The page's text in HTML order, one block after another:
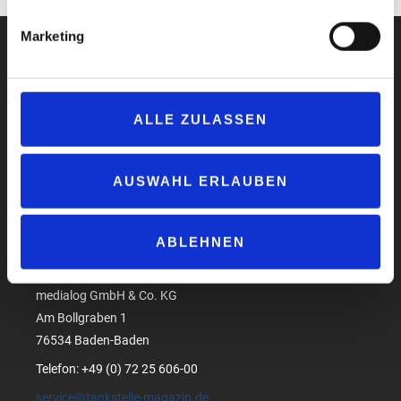
Marketing
ALLE ZULASSEN
AUSWAHL ERLAUBEN
ABLEHNEN
Datenschutzerklärung
Produktsicherheit
medialog GmbH & Co. KG
Am Bollgraben 1
76534 Baden-Baden
Telefon: +49 (0) 72 25 606-00
service@tankstelle-magazin.de